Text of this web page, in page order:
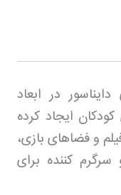
در ابعاد
ایجاد کرده
و فضاهای بازی،
کننده برای